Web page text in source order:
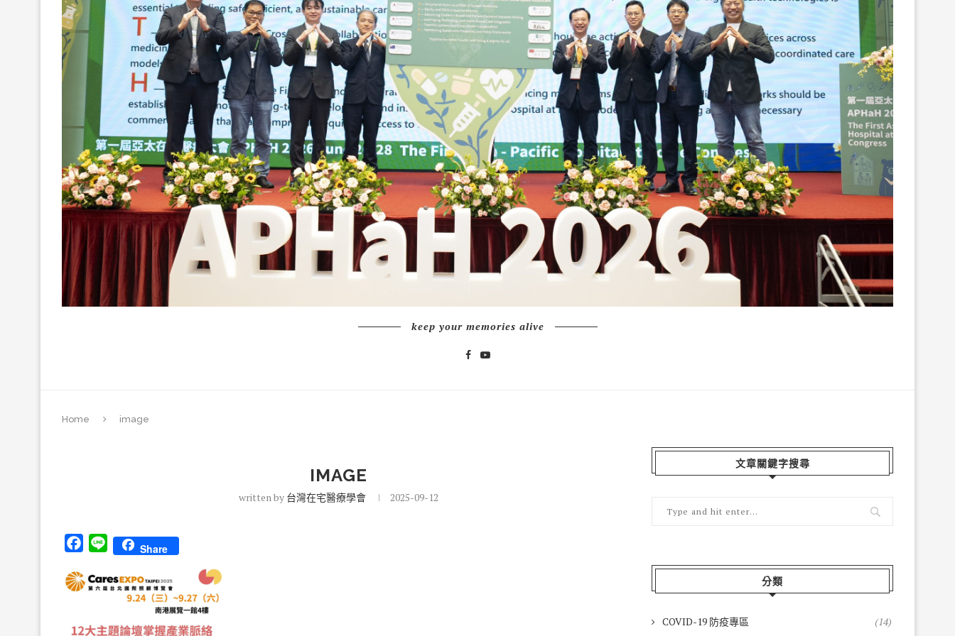
keep your memories alive
Home image
IMAGE
written by 台灣在宅醫療學會 2025-09-12
Facebook
Line Share
文章關鍵字搜尋
分類
COVID-19 防疫專區 (14)